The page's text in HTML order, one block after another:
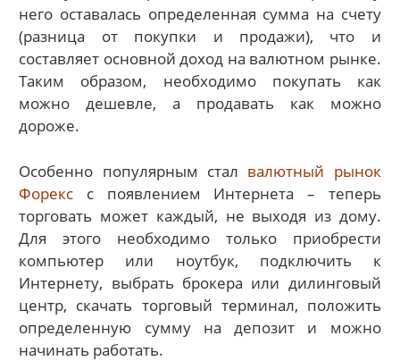
него оставалась определенная сумма на счету
(разница от покупки и продажи), что и
составляет основной доход на валютном рынке.
Таким образом, необходимо покупать как
можно дешевле, а продавать как можно
дороже.
Особенно популярным стал валютный рынок
Форекс с появлением Интернета – теперь
торговать может каждый, не выходя из дому.
Для этого необходимо только приобрести
компьютер или ноутбук, подключить к
Интернету, выбрать брокера или дилинговый
центр, скачать торговый терминал, положить
определенную сумму на депозит и можно
начинать работать.